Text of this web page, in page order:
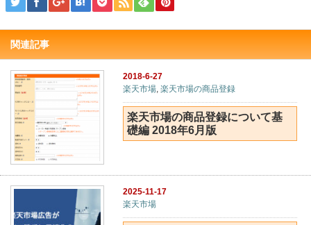
関連記事
2018-6-27
楽天市場,楽天市場の商品登録
楽天市場の商品登録について基
礎編 2018年6月版
2025-11-17
楽天市場